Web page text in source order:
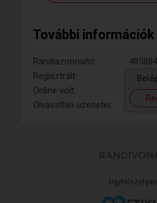
További információk
Randiazonosító:
Regisztrált:
Online volt:
Olvasatlan üzenetei: